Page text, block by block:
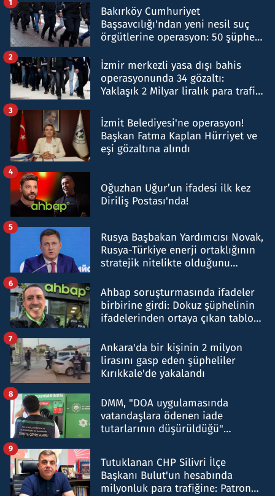
Bakırköy Cumhuriyet
Başsavcılığı'ndan yeni nesil suç
örgütlerine operasyon: 50 şüpheli
İzmir merkezli yasa dışı bahis
operasyonunda 34 gözaltı:
Yaklaşık 2 Milyar liralık para trafiği
2
İzmit Belediyesi'ne operasyon!
Başkan Fatma Kaplan Hürriyet ve
eşi gözaltına alındı
3
Oğuzhan Uğur’un ifadesi ilk kez
Diriliş Postası'nda!
4
Rusya Başbakan Yardımcısı Novak,
Rusya-Türkiye enerji ortaklığının
stratejik nitelikte olduğunu
5
Ahbap soruşturmasında ifadeler
birbirine girdi: Dokuz şüphelinin
ifadelerinden ortaya çıkan tablo
6
Ankara'da bir kişinin 2 milyon
lirasını gasp eden şüpheliler
Kırıkkale'de yakalandı
7
DMM, "DOA uygulamasında
vatandaşlara ödenen iade
tutarlarının düşürüldüğü"
8
Tutuklanan CHP Silivri İlçe
Başkanı Bulut'un hesabında
milyonluk para trafiğine: Patron
9